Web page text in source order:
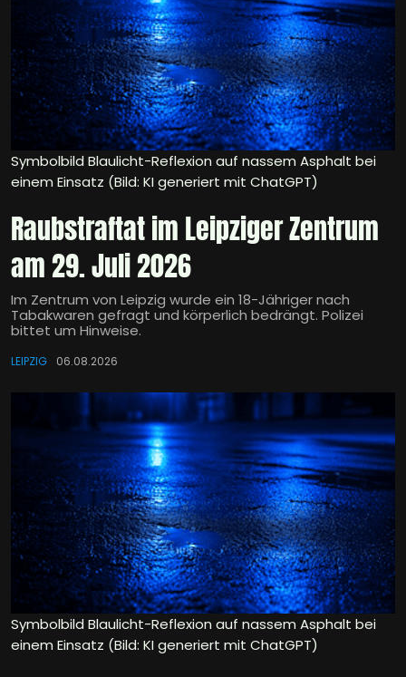
Symbolbild Blaulicht-Reflexion auf nassem Asphalt bei
einem Einsatz (Bild: KI generiert mit ChatGPT)
Raubstraftat im Leipziger Zentrum
am 29. Juli 2026
Im Zentrum von Leipzig wurde ein 18-Jähriger nach
Tabakwaren gefragt und körperlich bedrängt. Polizei
bittet um Hinweise.
LEIPZIG 06.08.2026
Symbolbild Blaulicht-Reflexion auf nassem Asphalt bei
einem Einsatz (Bild: KI generiert mit ChatGPT)